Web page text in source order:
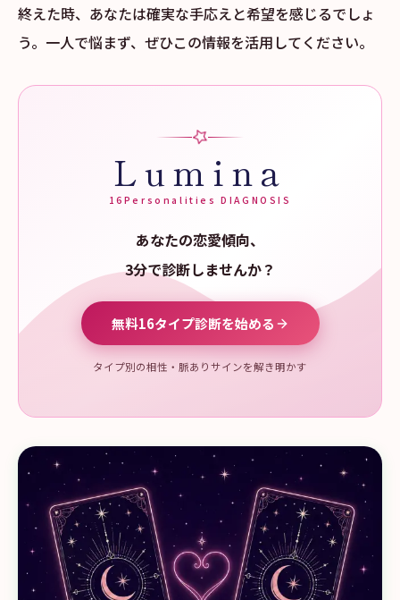
終えた時、あなたは確実な手応えと希望を感じるでしょ
う。一人で悩まず、ぜひこの情報を活用してください。
Lumina
16Personalities DIAGNOSIS
あなたの恋愛傾向、
3分で診断しませんか？
無料16タイプ診断を始める
タイプ別の相性・脈ありサインを解き明かす